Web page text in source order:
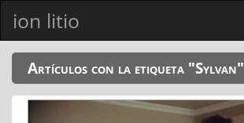
ion litio
Artículos con la etiqueta "Sylvan"